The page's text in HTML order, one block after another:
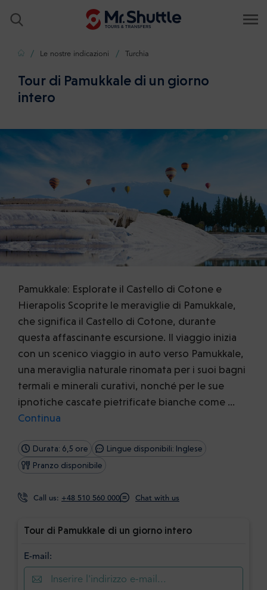
Casa Le nostre indicazioni Turchia
Tour di Pamukkale di un giorno
intero
Pamukkale: Esplorate il Castello di Cotone e
Hierapolis Scoprite le meraviglie di Pamukkale,
che significa il Castello di Cotone, durante
questa affascinante escursione. Il viaggio inizia
con un scenico viaggio in auto verso Pamukkale,
una meraviglia naturale rinomata per i suoi bagni
termali e minerali curativi, nonché per le sue
ipnotiche cascate pietrificate bianche come …
Continua
Durata: 6,5 ore
Lingue disponibili: Inglese
Pranzo disponibile
Call us: +48 510 560 000 Chat with us
Tour di Pamukkale di un giorno intero
E-mail: